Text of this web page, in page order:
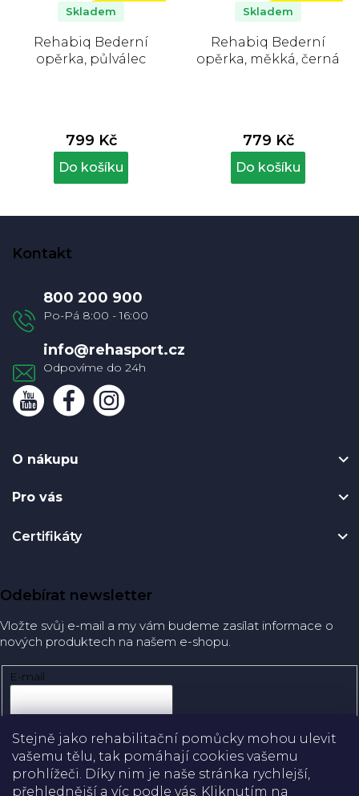
Stejně jako rehabilitační pomůcky mohou ulevit
vašemu tělu, tak pomáhají cookies vašemu
prohlížeči. Díky nim je naše stránka rychlejší,
přehlednější a víc podle vás. Kliknutím na
Rehabiq Bederní
opěrka, půlválec
Skladem
799 Kč
Do košíku
Rehabiq Bederní
opěrka, měkká, černá
Skladem
779 Kč
Do košíku
Kontakt
info@rehasport.cz
800 200 900
O nákupu
Pro vás
Certifikáty
Odebírat newsletter
Vložte svůj e-mail a my vám budeme zasílat informace o
nových produktech na našem e-shopu.
E-mail
Přihlásit se